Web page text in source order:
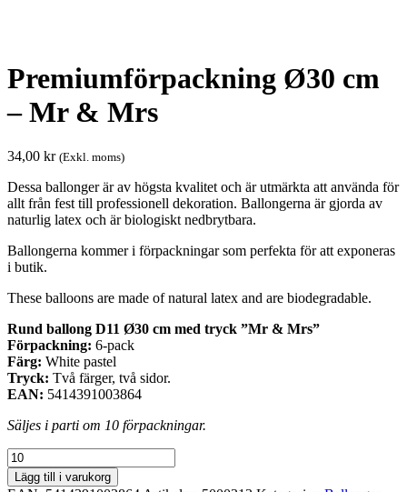
Premiumförpackning Ø30 cm
– Mr & Mrs
34,00 kr (Exkl. moms)
Dessa ballonger är av högsta kvalitet och är utmärkta att använda för
allt från fest till professionell dekoration. Ballongerna är gjorda av
naturlig latex och är biologiskt nedbrytbara.
Ballongerna kommer i förpackningar som perfekta för att exponeras
i butik.
These balloons are made of natural latex and are biodegradable.
Rund ballong D11 Ø30 cm med tryck ”Mr & Mrs”
Förpackning: 6-pack
Färg: White pastel
Tryck: Två färger, två sidor.
EAN: 5414391003864
Säljes i parti om 10 förpackningar.
Premiumförpackning
Ø30
cm
Lägg till i varukorg